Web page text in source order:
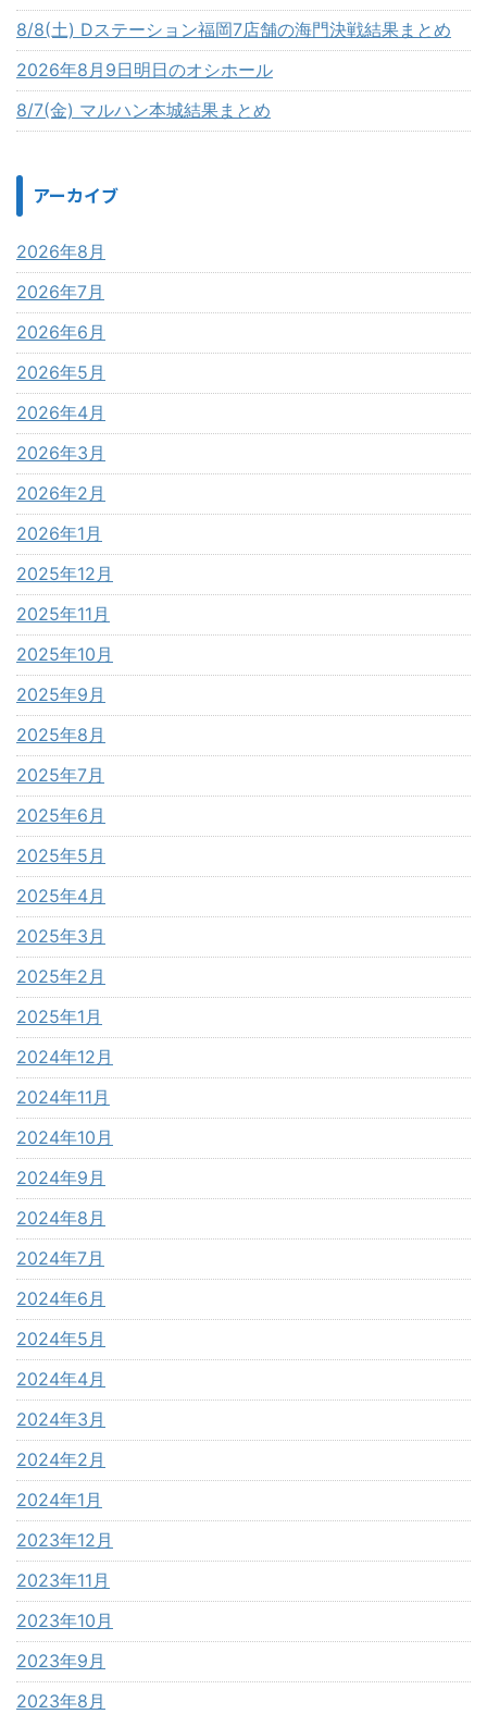
8/8(土) Dステーション福岡7店舗の海門決戦結果まとめ
2026年8月9日明日のオシホール
8/7(金) マルハン本城結果まとめ
アーカイブ
2026年8月
2026年7月
2026年6月
2026年5月
2026年4月
2026年3月
2026年2月
2026年1月
2025年12月
2025年11月
2025年10月
2025年9月
2025年8月
2025年7月
2025年6月
2025年5月
2025年4月
2025年3月
2025年2月
2025年1月
2024年12月
2024年11月
2024年10月
2024年9月
2024年8月
2024年7月
2024年6月
2024年5月
2024年4月
2024年3月
2024年2月
2024年1月
2023年12月
2023年11月
2023年10月
2023年9月
2023年8月